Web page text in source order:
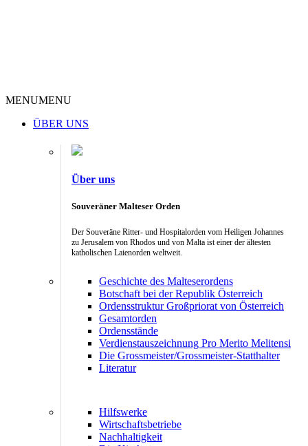
MENUMENU
ÜBER UNS
Über uns
Souveräner Malteser Orden
Der Souveräne Ritter- und Hospitalorden vom Heiligen Johannes
zu Jerusalem von Rhodos und von Malta ist einer der ältesten
katholischen Laienorden weltweit.
Geschichte des Malteserordens
Botschaft bei der Republik Österreich
Ordensstruktur Großpriorat von Österreich
Gesamtorden
Ordensstände
Verdienstauszeichnung Pro Merito Melitensi
Die Grossmeister/Grossmeister-Statthalter
Literatur
Hilfswerke
Wirtschaftsbetriebe
Nachhaltigkeit